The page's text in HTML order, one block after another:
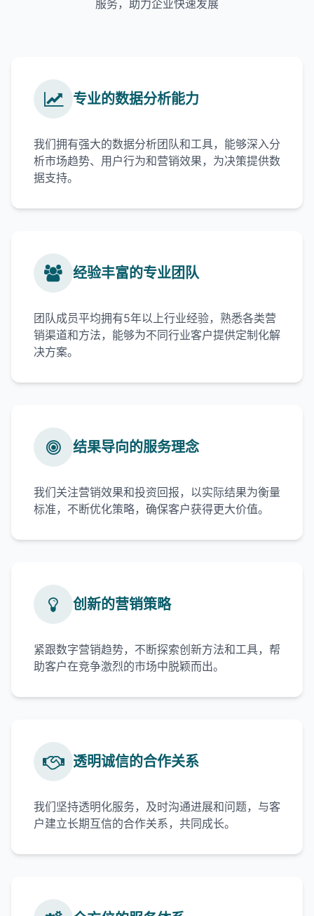
服务，助力企业快速发展
专业的数据分析能力
我们拥有强大的数据分析团队和工具，能够深入分
析市场趋势、用户行为和营销效果，为决策提供数
据支持。
经验丰富的专业团队
团队成员平均拥有5年以上行业经验，熟悉各类营
销渠道和方法，能够为不同行业客户提供定制化解
决方案。
结果导向的服务理念
我们关注营销效果和投资回报，以实际结果为衡量
标准，不断优化策略，确保客户获得更大价值。
创新的营销策略
紧跟数字营销趋势，不断探索创新方法和工具，帮
助客户在竞争激烈的市场中脱颖而出。
透明诚信的合作关系
我们坚持透明化服务，及时沟通进展和问题，与客
户建立长期互信的合作关系，共同成长。